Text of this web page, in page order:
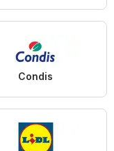
Condis